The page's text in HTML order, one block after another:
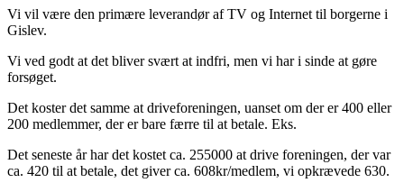
Vi vil være den primære leverandør af TV og Internet til borgerne i
Gislev.
Vi ved godt at det bliver svært at indfri, men vi har i sinde at gøre
forsøget.
Det koster det samme at driveforeningen, uanset om der er 400 eller
200 medlemmer, der er bare færre til at betale. Eks.
Det seneste år har det kostet ca. 255000 at drive foreningen, der var
ca. 420 til at betale, det giver ca. 608kr/medlem, vi opkrævede 630.